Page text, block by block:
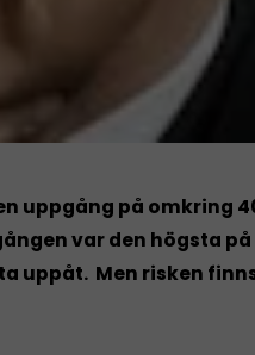
uppgång på omkring
var den högsta på
uppåt. Men risken